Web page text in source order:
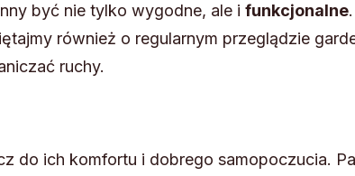
być nie tylko wygodne, ale i funkcjonalne
również o regularnym przeglądzie
ruchy.
do ich komfortu i dobrego samopoczucia.